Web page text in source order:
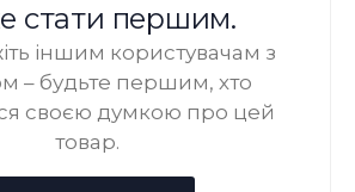
стати першим.
іншим користувачам з
– будьте першим, хто
своєю думкою про цей
товар.